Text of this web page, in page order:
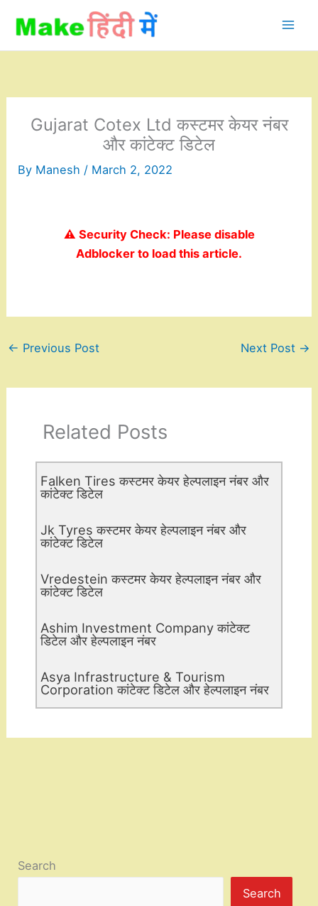
content
Gujarat Cotex Ltd कस्टमर केयर नंबर
और कांटेक्ट डिटेल
By Manesh / March 2, 2022
⚠️ Security Check: Please disable
Adblocker to load this article.
← Previous Post Next Post →
Related Posts
Falken Tires कस्टमर केयर हेल्पलाइन नंबर और
कांटेक्ट डिटेल
Jk Tyres कस्टमर केयर हेल्पलाइन नंबर और
कांटेक्ट डिटेल
Vredestein कस्टमर केयर हेल्पलाइन नंबर और
कांटेक्ट डिटेल
Ashim Investment Company कांटेक्ट
डिटेल और हेल्पलाइन नंबर
Asya Infrastructure & Tourism
Corporation कांटेक्ट डिटेल और हेल्पलाइन नंबर
Search
Search